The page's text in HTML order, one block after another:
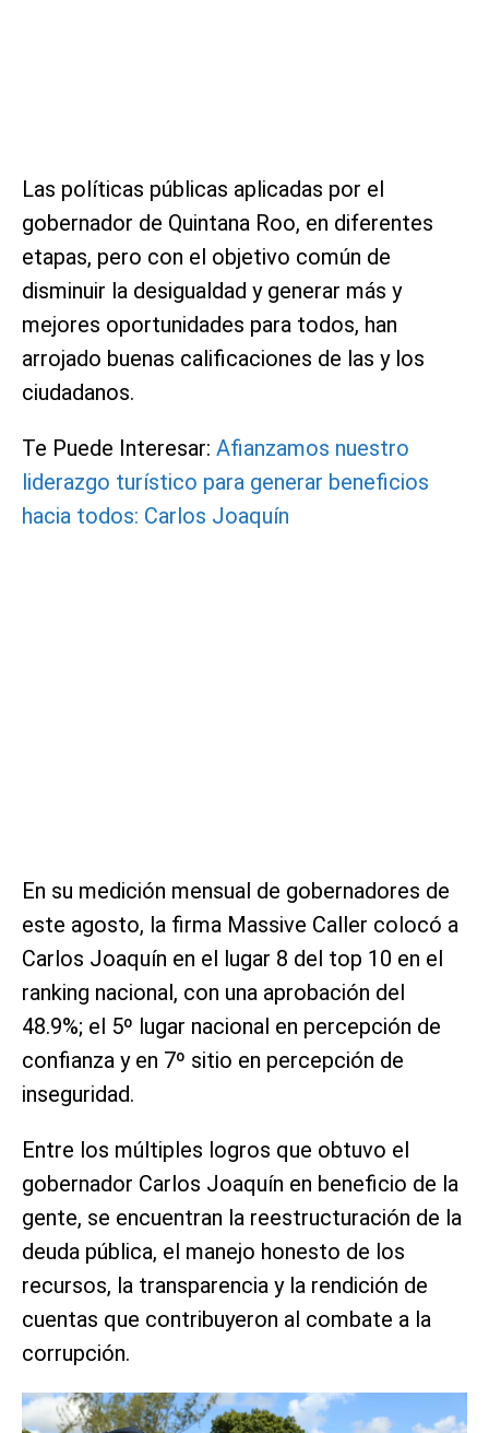
Las políticas públicas aplicadas por el
gobernador de Quintana Roo, en diferentes
etapas, pero con el objetivo común de
disminuir la desigualdad y generar más y
mejores oportunidades para todos, han
arrojado buenas calificaciones de las y los
ciudadanos.
Te Puede Interesar: Afianzamos nuestro
liderazgo turístico para generar beneficios
hacia todos: Carlos Joaquín
En su medición mensual de gobernadores de
este agosto, la firma Massive Caller colocó a
Carlos Joaquín en el lugar 8 del top 10 en el
ranking nacional, con una aprobación del
48.9%; el 5º lugar nacional en percepción de
confianza y en 7º sitio en percepción de
inseguridad.
Entre los múltiples logros que obtuvo el
gobernador Carlos Joaquín en beneficio de la
gente, se encuentran la reestructuración de la
deuda pública, el manejo honesto de los
recursos, la transparencia y la rendición de
cuentas que contribuyeron al combate a la
corrupción.